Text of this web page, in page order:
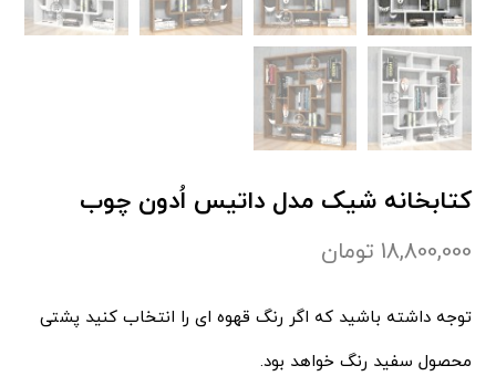
کتابخانه شیک مدل داتیس اُدون چوب
18,800,000 تومان
توجه داشته باشید که اگر رنگ قهوه ای را انتخاب کنید پشتی
محصول سفید رنگ خواهد بود.